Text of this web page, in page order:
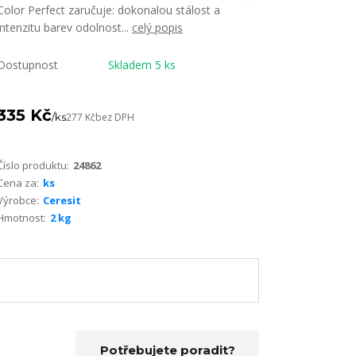
Perfect zaručuje: dokonalou stálost a
barev odolnost... celý popis
Skladem 5 ks
Kč/ks277 Kčbez DPH
produktu: 24862
za: ks
Ceresit
2 kg
Potřebujete poradit?